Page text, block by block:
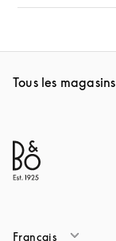
Tous les magasins
Français